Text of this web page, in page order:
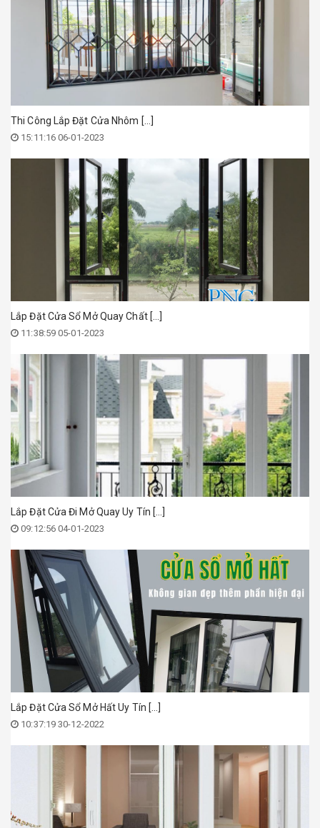
Thi Công Lắp Đặt Cửa Nhôm [...]
15:11:16 06-01-2023
Lắp Đặt Cửa Sổ Mở Quay Chất [...]
11:38:59 05-01-2023
Lắp Đặt Cửa Đi Mở Quay Uy Tín [...]
09:12:56 04-01-2023
Lắp Đặt Cửa Sổ Mở Hất Uy Tín [...]
10:37:19 30-12-2022